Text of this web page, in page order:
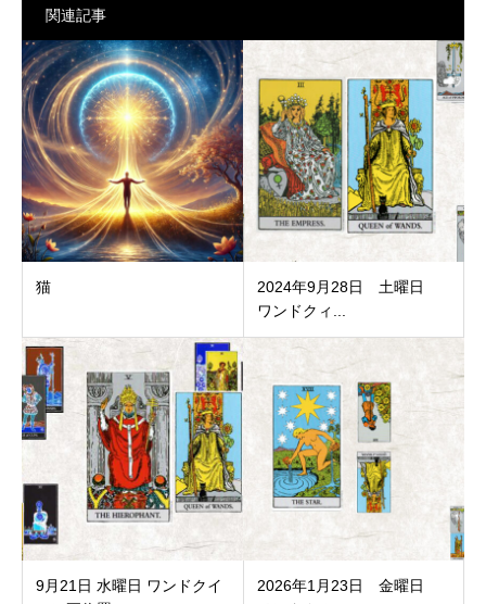
関連記事
猫
2024年9月28日 土曜日
ワンドクィ...
9月21日 水曜日 ワンドクイ
2026年1月23日 金曜日